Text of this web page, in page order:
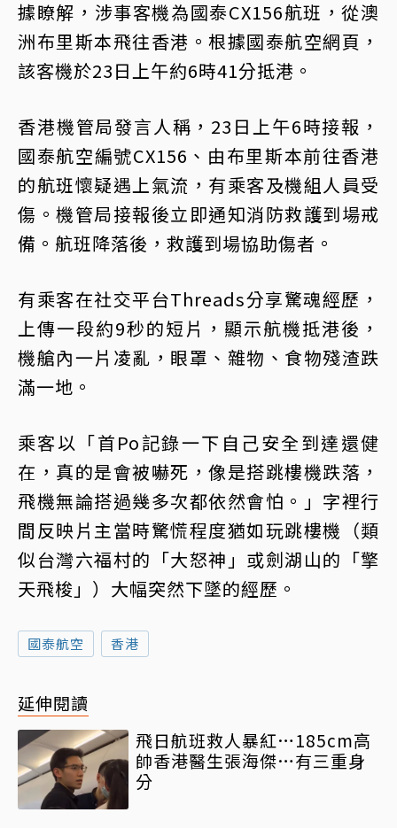
據瞭解，涉事客機為國泰CX156航班，從澳
洲布里斯本飛往香港。根據國泰航空網頁，
該客機於23日上午約6時41分抵港。
香港機管局發言人稱，23日上午6時接報，
國泰航空編號CX156、由布里斯本前往香港
的航班懷疑遇上氣流，有乘客及機組人員受
傷。機管局接報後立即通知消防救護到場戒
備。航班降落後，救護到場協助傷者。
有乘客在社交平台Threads分享驚魂經歷，
上傳一段約9秒的短片，顯示航機抵港後，
機艙內一片凌亂，眼罩、雜物、食物殘渣跌
滿一地。
乘客以「首Po記錄一下自己安全到達還健
在，真的是會被嚇死，像是搭跳樓機跌落，
飛機無論搭過幾多次都依然會怕。」字裡行
間反映片主當時驚慌程度猶如玩跳樓機（類
似台灣六福村的「大怒神」或劍湖山的「擎
天飛梭」）大幅突然下墜的經歷。
國泰航空 香港
延伸閱讀
飛日航班救人暴紅…185cm高
帥香港醫生張海傑…有三重身
分